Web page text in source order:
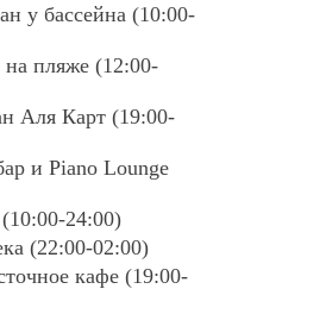
у бассейна (10:00-
на пляже (12:00-
Аля Карт (19:00-
и Piano Lounge
24:00)
(22:00-02:00)
кафе (19:00-